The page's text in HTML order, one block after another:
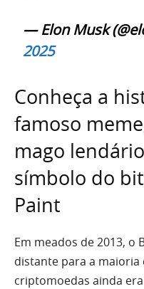
— Elon Musk
2025
Conheça a
famoso
mago
símbolo do
Paint
Em meados de 2013, o
distante para a maioria
criptomoedas ainda